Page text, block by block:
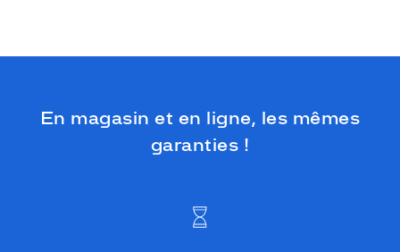
En magasin et en ligne, les mêmes
garanties !